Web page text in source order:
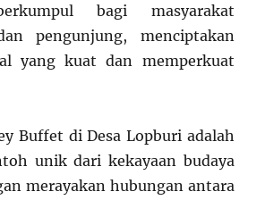
bagi masyarakat
pengunjung, menciptakan
yang kuat dan memperkuat
Buffet di Desa Lopburi adalah
unik dari kekayaan budaya
merayakan hubungan antara